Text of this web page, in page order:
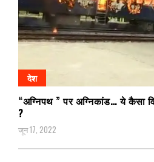
देश
“अग्निपथ ” पर अग्निकांड… ये कैसा
?
जून 17, 2022